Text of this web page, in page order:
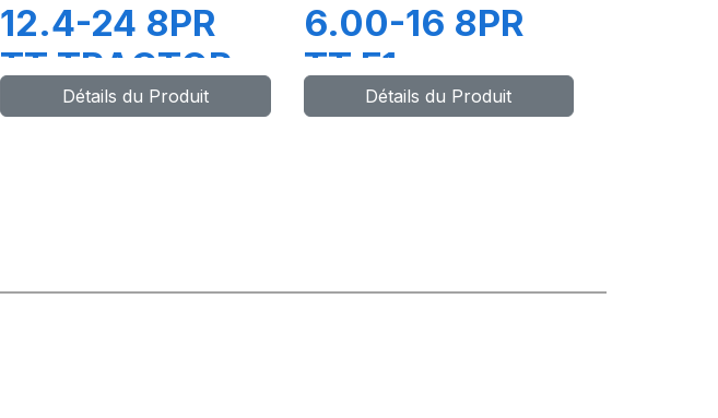
12.4-24 8PR
TT TRACTOR
Détails du Produit
6.00-16 8PR
TT F1
Détails du Produit